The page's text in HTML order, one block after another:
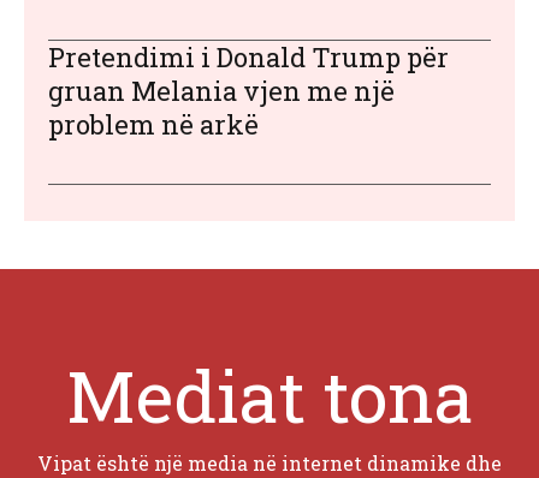
Pretendimi i Donald Trump për
gruan Melania vjen me një
problem në arkë
Mediat tona
Vipat është një media në internet dinamike dhe